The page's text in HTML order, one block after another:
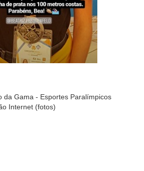
da Gama - Esportes Paralímpicos
Internet (fotos)